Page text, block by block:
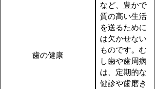
歯の健康
など、豊かで
質の高い生活
を送るために
は欠かせない
ものです。む
し歯や歯周病
は、定期的な
健診や歯磨き